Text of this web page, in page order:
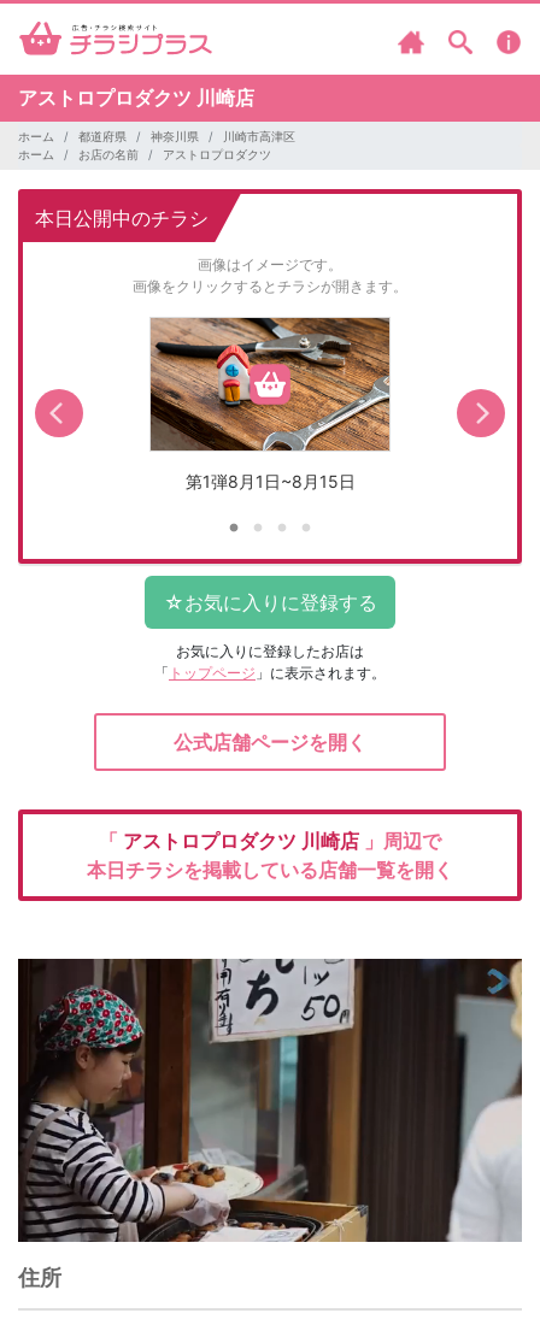
アストロプロダクツ 川崎店
ホーム 都道府県 神奈川県
川崎市高津区
ホーム
お店の名前 アストロプロダクツ
本日公開中のチラシ
画像はイメージです。
画像をクリックするとチラシが開きます。
第1弾8月1日~8月15日
お気に入りに登録したお店は
「 トップページ 」に表示されます。
公式店舗ページを開く
「 アストロプロダクツ 川崎店 」周辺で
本日チラシを掲載している店舗一覧を開く
住所